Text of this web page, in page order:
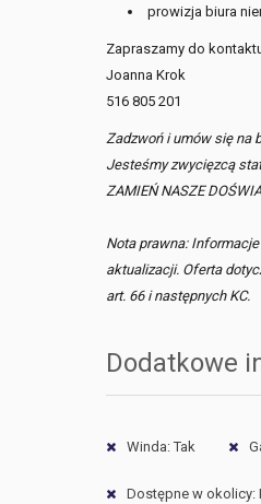
prowizja biura
Zapraszamy do
Joanna Krok
516 805 201
Zadzwoń i umów się na
Jesteśmy zwycięzcą
ZAMIEŃ NASZE
Nota prawna:
aktualizacji. Oferta
art. 66 i następnych KC.
Dodatkowe
Winda: Tak
Dostępne w okolicy: